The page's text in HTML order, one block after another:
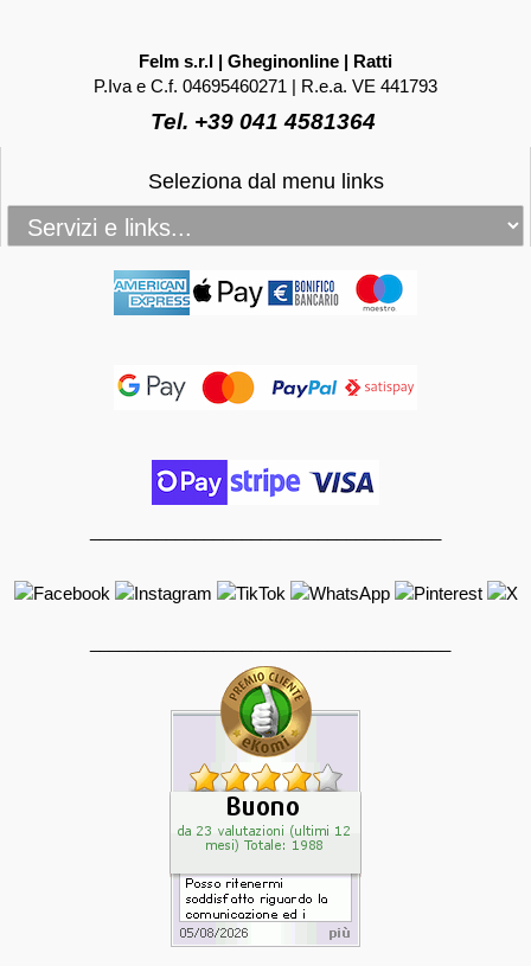
Felm s.r.l | Gheginonline | Ratti
P.Iva e C.f. 04695460271 | R.e.a. VE 441793
Tel. +39 041 4581364
Seleziona dal menu links